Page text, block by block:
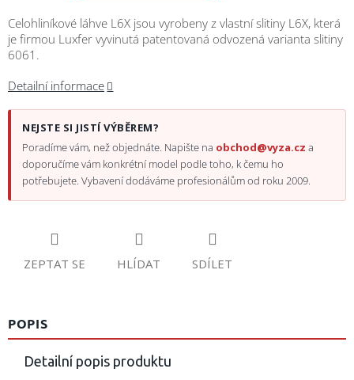
Celohliníkové láhve L6X jsou vyrobeny z vlastní slitiny L6X, která
je firmou Luxfer vyvinutá patentovaná odvozená varianta slitiny
6061.
Detailní informace
NEJSTE SI JISTÍ VÝBĚREM?
Poradíme vám, než objednáte. Napište na obchod@vyza.cz a
doporučíme vám konkrétní model podle toho, k čemu ho
potřebujete. Vybavení dodáváme profesionálům od roku 2009.
ZEPTAT SE HLÍDAT SDÍLET
POPIS
Detailní popis produktu